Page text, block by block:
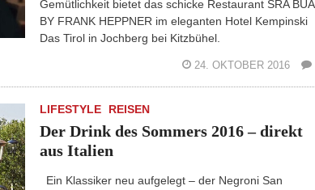
Gemütlichkeit bietet das schicke Restaurant SRA BUA
BY FRANK HEPPNER im eleganten Hotel Kempinski
Das Tirol in Jochberg bei Kitzbühel.
24. OKTOBER 2016
LIFESTYLE REISEN
Der Drink des Sommers 2016 – direkt
aus Italien
Ein Klassiker neu aufgelegt – der Negroni San